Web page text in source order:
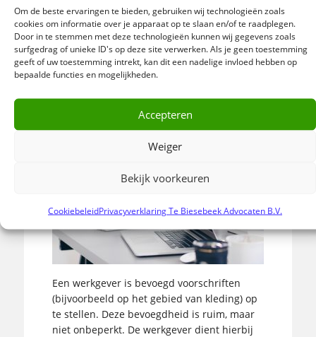
Om de beste ervaringen te bieden, gebruiken wij technologieën zoals
cookies om informatie over je apparaat op te slaan en/of te raadplegen.
Door in te stemmen met deze technologieën kunnen wij gegevens zoals
surfgedrag of unieke ID's op deze site verwerken. Als je geen toestemming
geeft of uw toestemming intrekt, kan dit een nadelige invloed hebben op
bepaalde functies en mogelijkheden.
Accepteren
Weiger
Bekijk voorkeuren
CookiebeleidPrivacyverklaring Te Biesebeek Advocaten B.V.
worden een aantal van de wijzigingen
uitgelicht.
De instructiebevoegdheid van
een werkgever
Een werkgever is bevoegd voorschriften
(bijvoorbeeld op het gebied van kleding) op
te stellen. Deze bevoegdheid is ruim, maar
niet onbeperkt. De werkgever dient hierbij